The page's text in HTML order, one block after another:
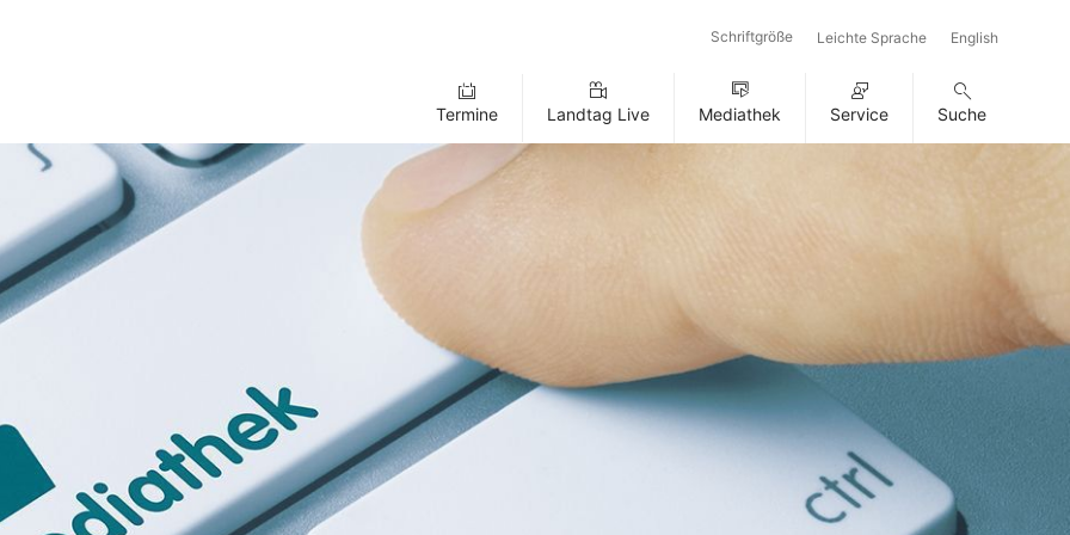
Schriftgröße Leichte Sprache English
Termine Landtag Live Mediathek Service Suche